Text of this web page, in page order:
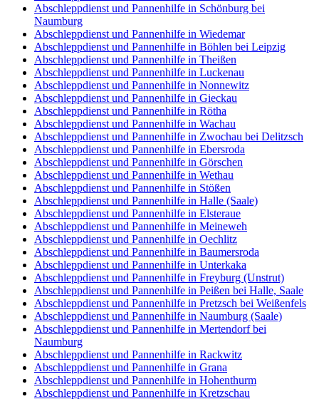
Abschleppdienst und Pannenhilfe in Schönburg bei
Naumburg
Abschleppdienst und Pannenhilfe in Wiedemar
Abschleppdienst und Pannenhilfe in Böhlen bei Leipzig
Abschleppdienst und Pannenhilfe in Theißen
Abschleppdienst und Pannenhilfe in Luckenau
Abschleppdienst und Pannenhilfe in Nonnewitz
Abschleppdienst und Pannenhilfe in Gieckau
Abschleppdienst und Pannenhilfe in Rötha
Abschleppdienst und Pannenhilfe in Wachau
Abschleppdienst und Pannenhilfe in Zwochau bei Delitzsch
Abschleppdienst und Pannenhilfe in Ebersroda
Abschleppdienst und Pannenhilfe in Görschen
Abschleppdienst und Pannenhilfe in Wethau
Abschleppdienst und Pannenhilfe in Stößen
Abschleppdienst und Pannenhilfe in Halle (Saale)
Abschleppdienst und Pannenhilfe in Elsteraue
Abschleppdienst und Pannenhilfe in Meineweh
Abschleppdienst und Pannenhilfe in Oechlitz
Abschleppdienst und Pannenhilfe in Baumersroda
Abschleppdienst und Pannenhilfe in Unterkaka
Abschleppdienst und Pannenhilfe in Freyburg (Unstrut)
Abschleppdienst und Pannenhilfe in Peißen bei Halle, Saale
Abschleppdienst und Pannenhilfe in Pretzsch bei Weißenfels
Abschleppdienst und Pannenhilfe in Naumburg (Saale)
Abschleppdienst und Pannenhilfe in Mertendorf bei
Naumburg
Abschleppdienst und Pannenhilfe in Rackwitz
Abschleppdienst und Pannenhilfe in Grana
Abschleppdienst und Pannenhilfe in Hohenthurm
Abschleppdienst und Pannenhilfe in Kretzschau